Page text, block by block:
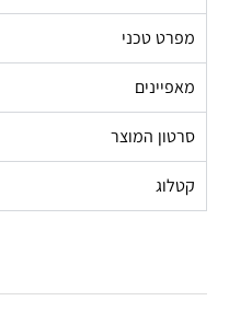
מפרט טכני
מאפיינים
סרטון המוצר
קטלוג